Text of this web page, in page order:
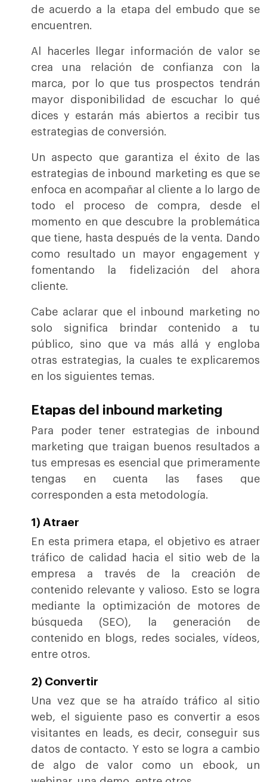
de acuerdo a la etapa del embudo que se
encuentren.
Al hacerles llegar información de valor se
crea una relación de confianza con la
marca, por lo que tus prospectos tendrán
mayor disponibilidad de escuchar lo qué
dices y estarán más abiertos a recibir tus
estrategias de conversión.
Un aspecto que garantiza el éxito de las
estrategias de inbound marketing es que se
enfoca en acompañar al cliente a lo largo de
todo el proceso de compra, desde el
momento en que descubre la problemática
que tiene, hasta después de la venta. Dando
como resultado un mayor engagement y
fomentando la fidelización del ahora
cliente.
Cabe aclarar que el inbound marketing no
solo significa brindar contenido a tu
público, sino que va más allá y engloba
otras estrategias, la cuales te explicaremos
en los siguientes temas.
Etapas del inbound marketing
Para poder tener estrategias de inbound
marketing que traigan buenos resultados a
tus empresas es esencial que primeramente
tengas en cuenta las fases que
corresponden a esta metodología.
1) Atraer
En esta primera etapa, el objetivo es atraer
tráfico de calidad hacia el sitio web de la
empresa a través de la creación de
contenido relevante y valioso. Esto se logra
mediante la optimización de motores de
búsqueda (SEO), la generación de
contenido en blogs, redes sociales, vídeos,
entre otros.
2) Convertir
Una vez que se ha atraído tráfico al sitio
web, el siguiente paso es convertir a esos
visitantes en leads, es decir, conseguir sus
datos de contacto. Y esto se logra a cambio
de algo de valor como un ebook, un